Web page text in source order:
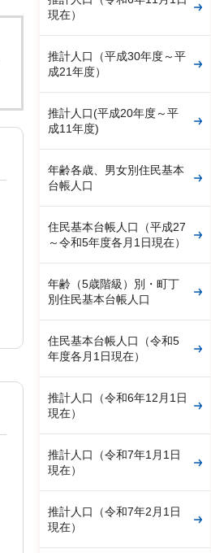
現在）
推計人口（平成30年度～平
成21年度）
推計人口(平成20年度～平
成11年度)
年齢各歳、男女別住民基本
台帳人口
住民基本台帳人口（平成27
～令和5年度各月1日現在）
年齢（5歳階級）別・町丁
別住民基本台帳人口
住民基本台帳人口（令和5
年度各月1日現在）
推計人口（令和6年12月1日
現在）
推計人口（令和7年1月1日
現在）
推計人口（令和7年2月1日
現在）